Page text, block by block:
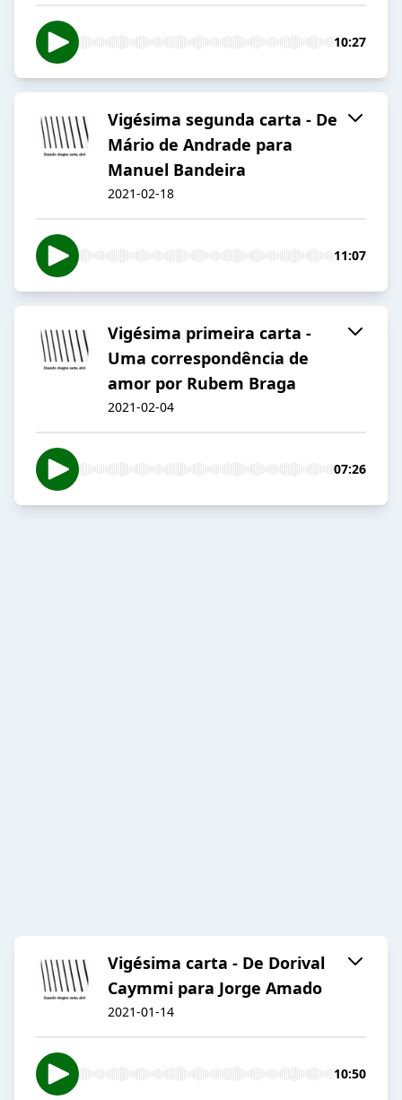
10:27
Vigésima segunda carta - De
Mário de Andrade para
Manuel Bandeira
2021-02-18
11:07
Vigésima primeira carta -
Uma correspondência de
amor por Rubem Braga
2021-02-04
07:26
Vigésima carta - De Dorival
Caymmi para Jorge Amado
2021-01-14
10:50